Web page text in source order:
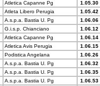
Atletica Capanne Pg
1.05.30
Atleta Libero Perugia
1.05.42
A.s.p.a. Bastia U. Pg
1.06.06
G.i.s.p. Chianciano
1.06.12
Atletica Capanne Pg
1.06.14
Atletica Avis Perugia
1.06.15
Podistica Angelana
1.06.26
A.s.p.a. Bastia U. Pg
1.06.32
A.s.p.a. Bastia U. Pg
1.06.35
A.s.p.a. Bastia U. Pg
1.06.53